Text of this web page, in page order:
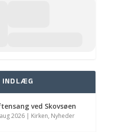
INDLÆG
ved Skovsøen
2026 | Kirken, Nyheder